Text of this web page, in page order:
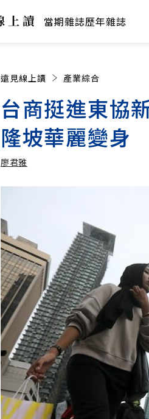
當期雜誌歷年雜誌
遠見線上讀 產業綜合
台商挺進東協
隆坡華麗變身
廖君雅